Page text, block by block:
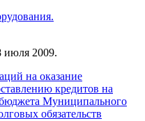
июля 2009.
на оказание
кредитов на
Муниципального
обязательств